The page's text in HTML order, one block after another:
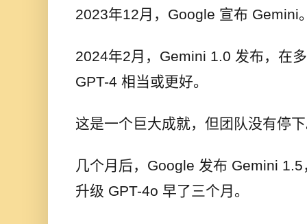
2023年12月，Google 宣布 Gemini
2024年2月，Gemini 1.0 发布，在
GPT-4 相当或更好。
这是一个巨大成就，但团队没有停
几个月后，Google 发布 Gemini
升级 GPT-4o 早了三个月。